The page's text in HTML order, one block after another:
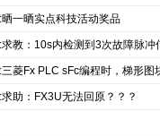
晒一晒实点科技活动奖品
求教：10s内检测到3次故障脉
三菱Fx PLC sFc编程时，梯形
求助：FX3U无法回原？？？